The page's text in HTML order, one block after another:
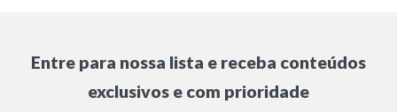
Entre para nossa lista e receba conteúdos
exclusivos e com prioridade